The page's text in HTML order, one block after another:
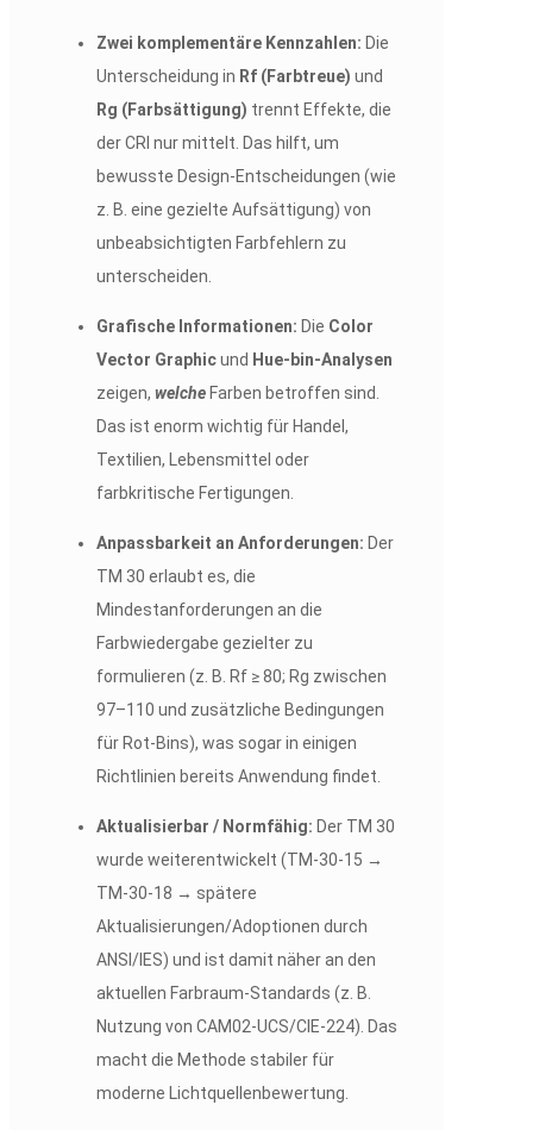
Zwei komplementäre Kennzahlen: Die
Unterscheidung in Rf (Farbtreue) und
Rg (Farbsättigung) trennt Effekte, die
der CRI nur mittelt. Das hilft, um
bewusste Design-Entscheidungen (wie
z. B. eine gezielte Aufsättigung) von
unbeabsichtigten Farbfehlern zu
unterscheiden.
Grafische Informationen: Die Color
Vector Graphicund Hue-bin-Analysen
zeigen, welche Farben betroffen sind.
Das ist enorm wichtig für Handel,
Textilien, Lebensmittel oder
farbkritische Fertigungen.
Anpassbarkeit an Anforderungen: Der
TM 30 erlaubt es, die
Mindestanforderungen an die
Farbwiedergabe gezielter zu
formulieren (z. B. Rf ≥ 80; Rg zwischen
97–110 und zusätzliche Bedingungen
für Rot-Bins), was sogar in einigen
Richtlinien bereits Anwendung findet.
Aktualisierbar / Normfähig: Der TM 30
wurde weiterentwickelt (TM-30-15 →
TM-30-18 → spätere
Aktualisierungen/Adoptionen durch
ANSI/IES) und ist damit näher an den
aktuellen Farbraum-Standards (z. B.
Nutzung von CAM02-UCS/CIE-224). Das
macht die Methode stabiler für
moderne Lichtquellenbewertung.